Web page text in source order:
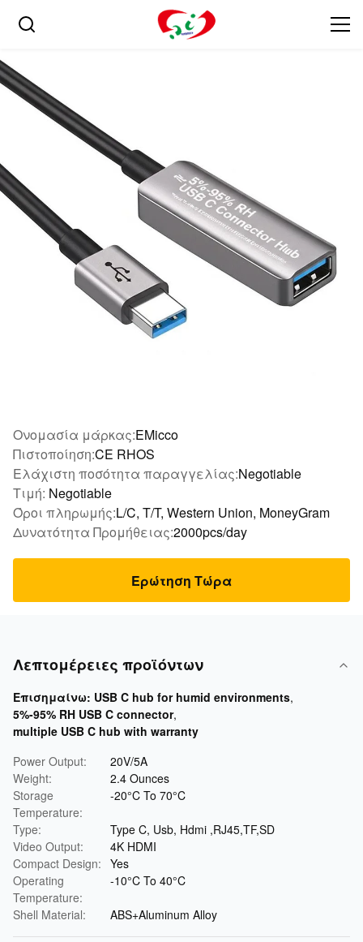
Ονομασία μάρκας:EMicco
Πιστοποίηση:CE RHOS
Ελάχιστη ποσότητα παραγγελίας:Negotiable
Τιμή: Negotiable
Όροι πληρωμής:L/C, T/T, Western Union, MoneyGram
Δυνατότητα Προμήθειας:2000pcs/day
Ερώτηση Τώρα
Λεπτομέρειες προϊόντων
Επισημαίνω: USB C hub for humid environments,
5%-95% RH USB C connector,
multiple USB C hub with warranty
Power Output:
20V/5A
Weight:
2.4 Ounces
Storage
Temperature:
-20°C To 70°C
Type:
Type C, Usb, Hdmi ,RJ45,TF,SD
Video Output:
4K HDMI
Compact Design: Yes
Operating
Temperature:
-10°C To 40°C
Shell Material: ABS+Aluminum Alloy